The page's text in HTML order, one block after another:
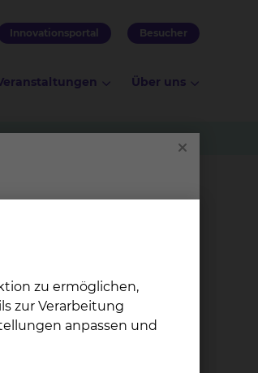
Innovationsportal Besucher
Über uns
zu ermöglichen,
zur Verarbeitung
anpassen und